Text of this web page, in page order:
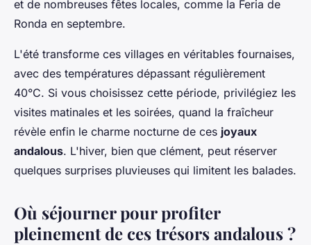
et de nombreuses fêtes locales, comme la Feria de
Ronda en septembre.
L'été transforme ces villages en véritables fournaises,
avec des températures dépassant régulièrement
40°C. Si vous choisissez cette période, privilégiez les
visites matinales et les soirées, quand la fraîcheur
révèle enfin le charme nocturne de ces joyaux
andalous. L'hiver, bien que clément, peut réserver
quelques surprises pluvieuses qui limitent les balades.
Où séjourner pour profiter
pleinement de ces trésors andalous ?